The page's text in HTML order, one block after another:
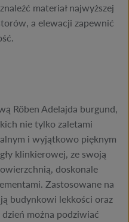
materiał najwyższej
a elewacji zapewnić
Röben Adelajda burgund,
nie tylko zaletami
i wyjątkowo pięknym
klinkierowej, ze swoją
doskonale
Zastosowane na
budynkowi lekkości oraz
można podziwiać